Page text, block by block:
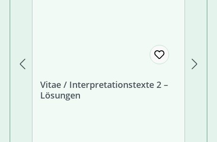
Vitae / Interpretationstexte 2 –
Lösungen